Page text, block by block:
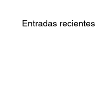
Entradas recientes